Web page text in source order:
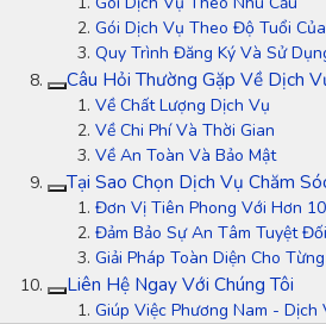
Gói Dịch Vụ Theo Độ Tuổi
Quy Trình Đăng Ký Và Sử
Câu Hỏi Thường Gặp Về Dịch
Về Chất Lượng Dịch Vụ
Về Chi Phí Và Thời Gian
Về An Toàn Và Bảo Mật
Tại Sao Chọn Dịch Vụ Chăm
Đơn Vị Tiên Phong Với Hơn
Đảm Bảo Sự An Tâm Tuyệt
Giải Pháp Toàn Diện Cho
Liên Hệ Ngay Với Chúng Tôi
Giúp Việc Phương Nam -